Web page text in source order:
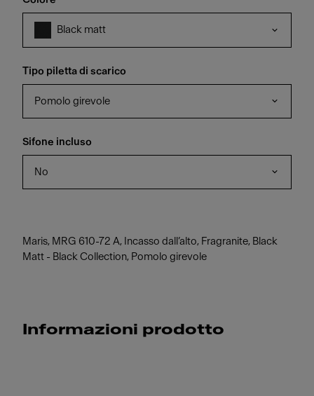
Black matt
Tipo piletta di scarico
Pomolo girevole
Sifone incluso
No
Maris, MRG 610-72 A, Incasso dall’alto, Fragranite, Black
Matt - Black Collection, Pomolo girevole
Informazioni prodotto